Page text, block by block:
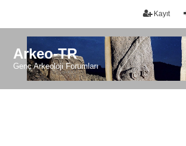
Kayıt
Arkeo-TR
Genç Arkeoloji Forumları